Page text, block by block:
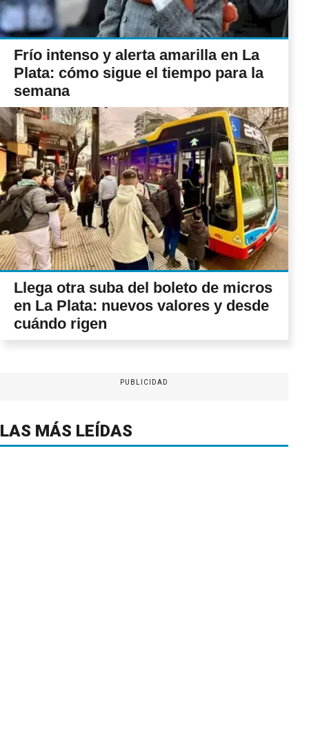
Frío intenso y alerta amarilla en La
Plata: cómo sigue el tiempo para la
semana
Llega otra suba del boleto de micros
en La Plata: nuevos valores y desde
cuándo rigen
PUBLICIDAD
LAS MÁS LEÍDAS